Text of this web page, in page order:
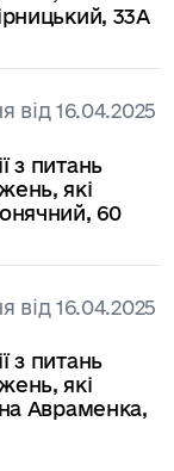
33А
від 16.04.2025
з питань
які
60
від 16.04.2025
з питань
які
Авраменка,